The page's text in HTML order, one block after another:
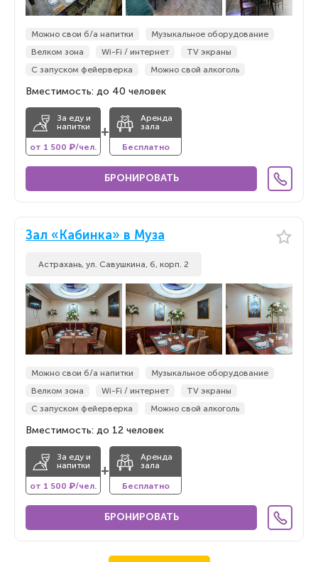
Можно свои б/а напитки
Музыкальное оборудование
Велком зона
Wi-Fi / интернет
TV экраны
С запуском фейерверка
Можно свой алкоголь
Вместимость: до 40 человек
За еду и
напитки
от 1 500 ₽/чел.
+
Аренда
зала
Бесплатно
БРОНИРОВАТЬ
Зал «Кабинка» в Муза
Астрахань, ул. Савушкина, 6, корп. 2
Можно свои б/а напитки
Музыкальное оборудование
Велком зона
Wi-Fi / интернет
TV экраны
С запуском фейерверка
Можно свой алкоголь
Вместимость: до 12 человек
За еду и
напитки
от 1 500 ₽/чел.
+
Аренда
зала
Бесплатно
БРОНИРОВАТЬ